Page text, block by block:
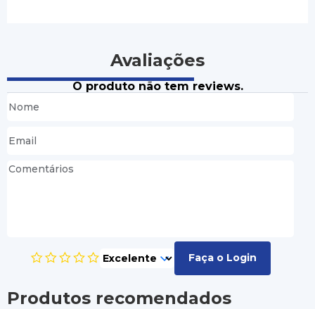
Avaliações
O produto não tem reviews.
Faça o Login
Produtos recomendados